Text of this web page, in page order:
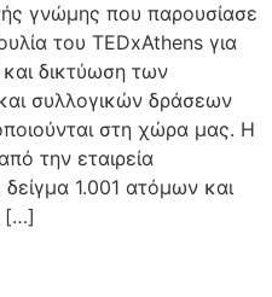
γνώμης που παρουσίασε
του TEDxAthens για
δικτύωση των
συλλογικών δράσεων
στη χώρα μας. Η
την εταιρεία
1.001 ατόμων και
[…]